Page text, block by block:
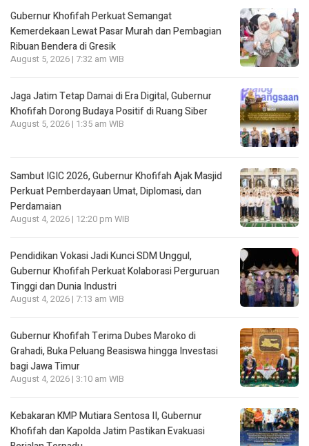
Gubernur Khofifah Perkuat Semangat
Kemerdekaan Lewat Pasar Murah dan Pembagian
Ribuan Bendera di Gresik
August 5, 2026 | 7:32 am WIB
Jaga Jatim Tetap Damai di Era Digital, Gubernur
Khofifah Dorong Budaya Positif di Ruang Siber
August 5, 2026 | 1:35 am WIB
Sambut IGIC 2026, Gubernur Khofifah Ajak Masjid
Perkuat Pemberdayaan Umat, Diplomasi, dan
Perdamaian
August 4, 2026 | 12:20 pm WIB
Pendidikan Vokasi Jadi Kunci SDM Unggul,
Gubernur Khofifah Perkuat Kolaborasi Perguruan
Tinggi dan Dunia Industri
August 4, 2026 | 7:13 am WIB
Gubernur Khofifah Terima Dubes Maroko di
Grahadi, Buka Peluang Beasiswa hingga Investasi
bagi Jawa Timur
August 4, 2026 | 3:10 am WIB
Kebakaran KMP Mutiara Sentosa II, Gubernur
Khofifah dan Kapolda Jatim Pastikan Evakuasi